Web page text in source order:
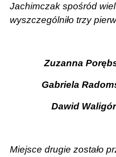
Jachimczak spośród
wyszczególniło trzy
Zuzanna
Gabriela
Dawid
Miejsce drugie zostało